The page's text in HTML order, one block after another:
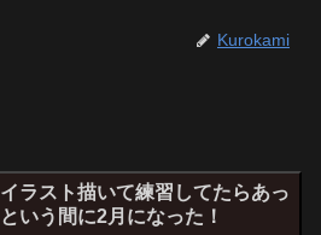
Kurokami
イラスト描いて練習してたらあっ
という間に2月になった！